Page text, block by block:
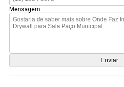
Mensagem